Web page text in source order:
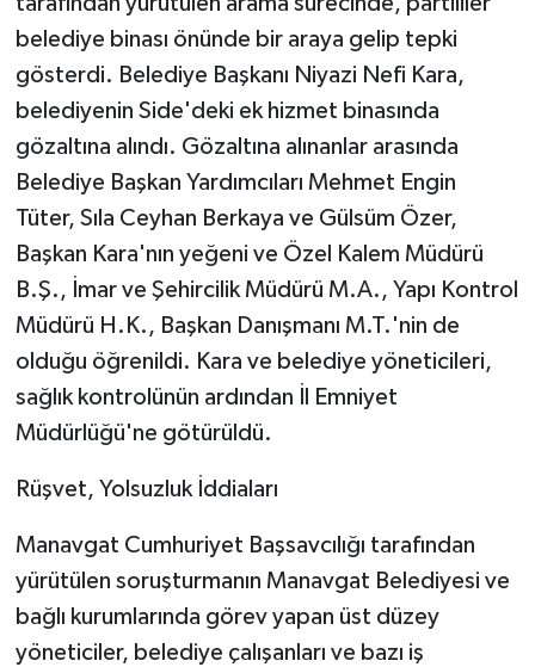
belediye binası önünde bir araya gelip tepki
gösterdi. Belediye Başkanı Niyazi Nefi Kara,
belediyenin Side'deki ek hizmet binasında
gözaltına alındı. Gözaltına alınanlar arasında
Belediye Başkan Yardımcıları Mehmet Engin
Tüter, Sıla Ceyhan Berkaya ve Gülsüm Özer,
Başkan Kara'nın yeğeni ve Özel Kalem Müdürü
B.Ş., İmar ve Şehircilik Müdürü M.A., Yapı Kontrol
Müdürü H.K., Başkan Danışmanı M.T.'nin de
olduğu öğrenildi. Kara ve belediye yöneticileri,
sağlık kontrolünün ardından İl Emniyet
Müdürlüğü'ne götürüldü.
Rüşvet, Yolsuzluk İddiaları
Manavgat Cumhuriyet Başsavcılığı tarafından
yürütülen soruşturmanın Manavgat Belediyesi ve
bağlı kurumlarında görev yapan üst düzey
yöneticiler, belediye çalışanları ve bazı iş